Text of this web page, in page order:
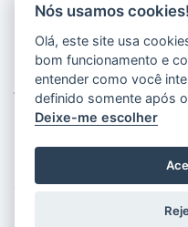
Localização
Hospital Universitário
Av. Nilo Peçanha, 620 -
Natal - RN, 59012-300
2026 © LAIS
Nós usamos cookies!
Olá, este site usa
bom funcionamento e
entender como você
definido somente após
Deixe-me escolher